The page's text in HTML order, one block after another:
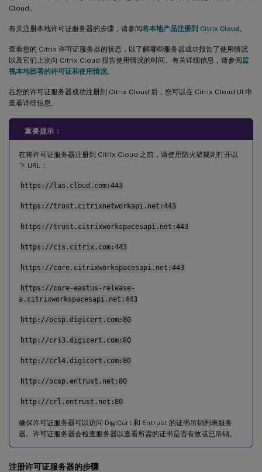
Cloud。
有关注册本地许可证服务器的步骤，请参阅将本地产品注册到 Citrix Cloud 。
查看您的 Citrix 许可证服务器的状态，以了解哪些服务器成功报告了使用情况
以及它们上次向 Citrix Cloud 报告使用情况的时间。有关详细信息，请参阅监
视本地部署的许可证和使用情况。
在您的许可证服务器成功注册到 Citrix Cloud 后，您可以在 Citrix Cloud UI 中
查看详细信息。
重要提示：
在将许可证服务器注册到 Citrix Cloud 之前，请使用防火墙规则打开以
下 URL：
https://las.cloud.com:443
https://trust.citrixnetworkapi.net:443
https://trust.citrixworkspacesapi.net:443
https://cis.citrix.com:443
https://core.citrixworkspacesapi.net:443
https://core-eastus-release-
a.citrixworkspacesapi.net:443
http://ocsp.digicert.com:80
http://crl3.digicert.com:80
http://crl4.digicert.com:80
http://ocsp.entrust.net:80
http://crl.entrust.net:80
确保许可证服务器可以访问 DigiCert 和 Entrust 的证书吊销列表服务
器。许可证服务器会检查服务器以查看所需的证书是否有效或已吊销。
注册许可证服务器的步骤